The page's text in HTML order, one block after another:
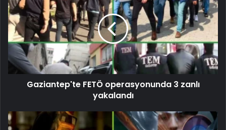
Gaziantep'te FETÖ operasyonunda 3 zanlı
yakalandı